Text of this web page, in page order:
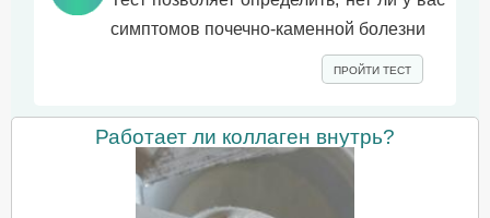
симптомов почечно-каменной болезни
ПРОЙТИ ТЕСТ
Работает ли коллаген внутрь?